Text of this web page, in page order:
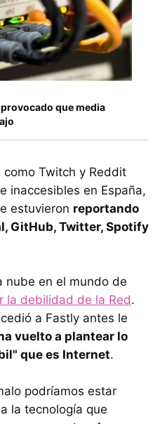
que media
Twitch y Reddit
inaccesibles en España,
estuvieron reportando
GitHub, Twitter, Spotify
nube en el mundo de
la debilidad de la Red.
a Fastly antes le
vuelto a plantear lo
que es Internet.
podríamos estar
la tecnología que